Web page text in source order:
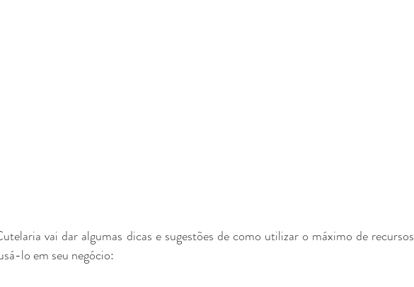
vai dar algumas dicas e sugestões de como utilizar o máximo de recursos
lo em seu negócio: